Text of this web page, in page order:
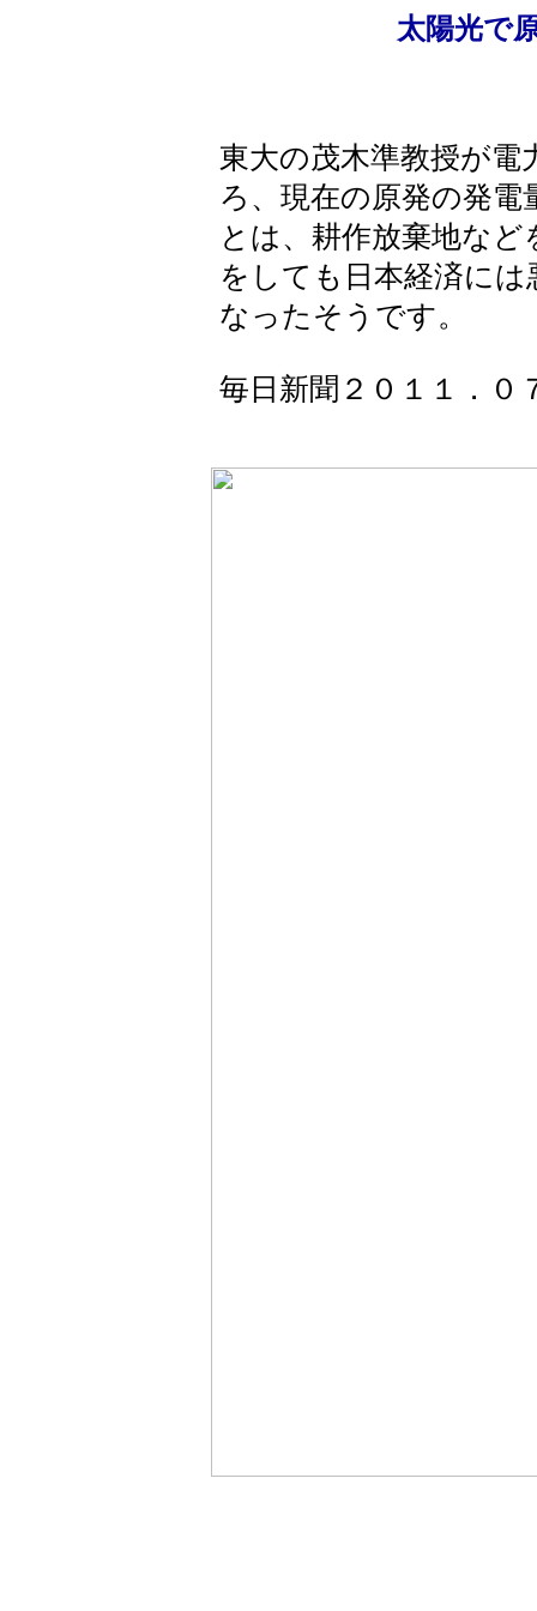
太陽光で
東大の茂木準教授が電
ろ、現在の原発の発
とは、耕作放棄地な
をしても日本経済に
なったそうです。
毎日新聞２０１１．０